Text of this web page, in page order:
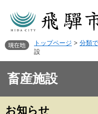
トップページ > 分類
設
畜産施設
お知らせ